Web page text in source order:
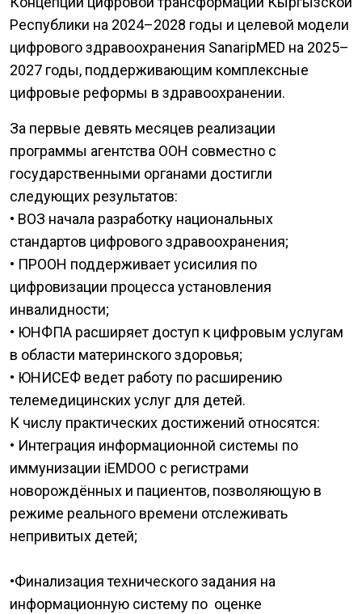
Республики на 2024–2028 годы и целевой модели
цифрового здравоохранения SanaripMED на 2025–
2027 годы, поддерживающим комплексные
цифровые реформы в здравоохранении.
За первые девять месяцев реализации
программы агентства ООН совместно с
государственными органами достигли
следующих результатов:
• ВОЗ начала разработку национальных
стандартов цифрового здравоохранения;
• ПРООН поддерживает усисилия по
цифровизации процесса установления
инвалидности;
• ЮНФПА расширяет доступ к цифровым услугам
в области материнского здоровья;
• ЮНИСЕФ ведет работу по расширению
телемедицинских услуг для детей.
К числу практических достижений относятся:
• Интеграция информационной системы по
иммунизации iEMDOO с регистрами
новорождённых и пациентов, позволяющую в
режиме реального времени отслеживать
непривитых детей;
•Финализация технического задания на
информационную систему по оценке